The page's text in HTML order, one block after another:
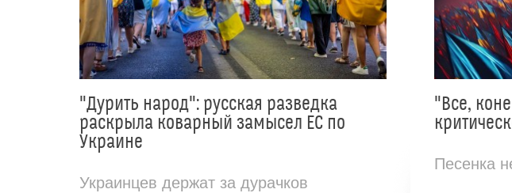
"Дурить народ": русская разведка
раскрыла коварный замысел ЕС по
Украине
Украинцев держат за дурачков
"Все,
Песенка